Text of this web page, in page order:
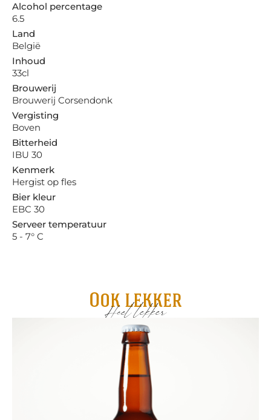
Alcohol percentage
6.5
Land
België
Inhoud
33cl
Brouwerij
Brouwerij Corsendonk
Vergisting
Boven
Bitterheid
IBU 30
Kenmerk
Hergist op fles
Bier kleur
EBC 30
Serveer temperatuur
5 - 7° C
Ook lekker
Heel lekker